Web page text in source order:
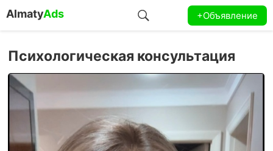
AlmatyAds +Объявление
Психологическая консультация